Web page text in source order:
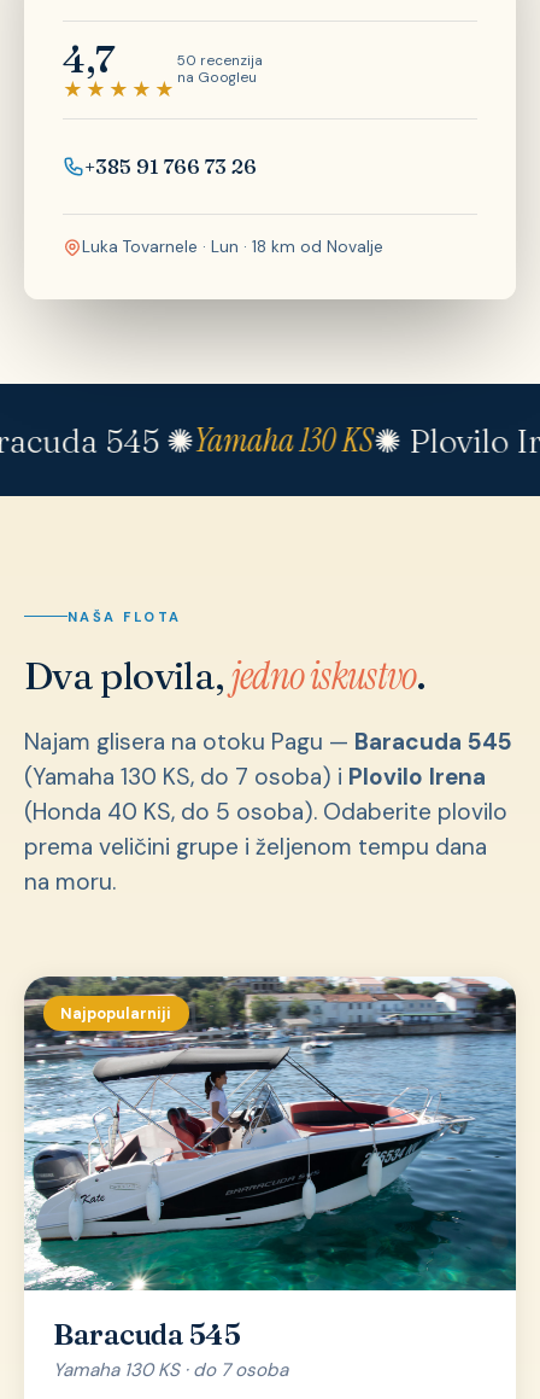
4,7
★★★★★
50 recenzija
na Googleu
+385 91 766 73 26
Luka Tovarnele · Lun · 18 km od Novalje
545 ✺Yamaha 130 KS✺ Plovilo
NAŠA FLOTA
Dva plovila,jedno iskustvo.
Najam glisera na otoku Pagu — Baracuda 545
(Yamaha 130 KS, do 7 osoba) i Plovilo Irena
(Honda 40 KS, do 5 osoba). Odaberite plovilo
prema veličini grupe i željenom tempu dana
na moru.
Najpopularniji
Baracuda 545
Yamaha 130 KS · do 7 osoba